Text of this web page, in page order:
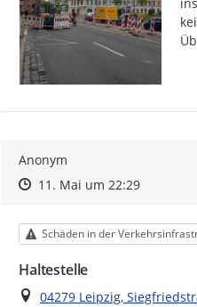
Anonym
Zeitpunkt des Erstellens
Zeitpunkt des Erstellens
11. Mai um 22:29Zur
Kategorie
Schäden in der
Haltestelle
Ort
04279 Leipzig,